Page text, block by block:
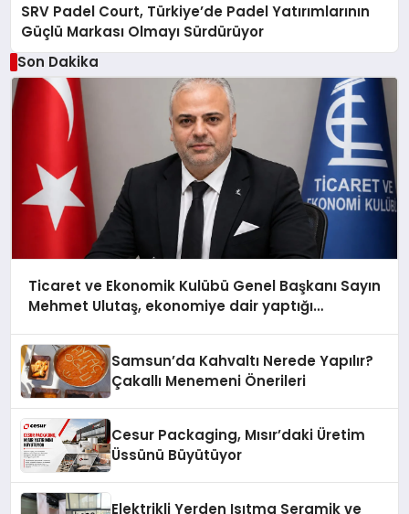
SRV Padel Court, Türkiye’de Padel Yatırımlarının
Güçlü Markası Olmayı Sürdürüyor
Son Dakika
Ticaret ve Ekonomik Kulübü Genel Başkanı Sayın
Mehmet Ulutaş, ekonomiye dair yaptığı
Samsun’da Kahvaltı Nerede Yapılır?
Çakallı Menemeni Önerileri
Cesur Packaging, Mısır’daki Üretim
Üssünü Büyütüyor
Elektrikli Yerden Isıtma Seramik ve